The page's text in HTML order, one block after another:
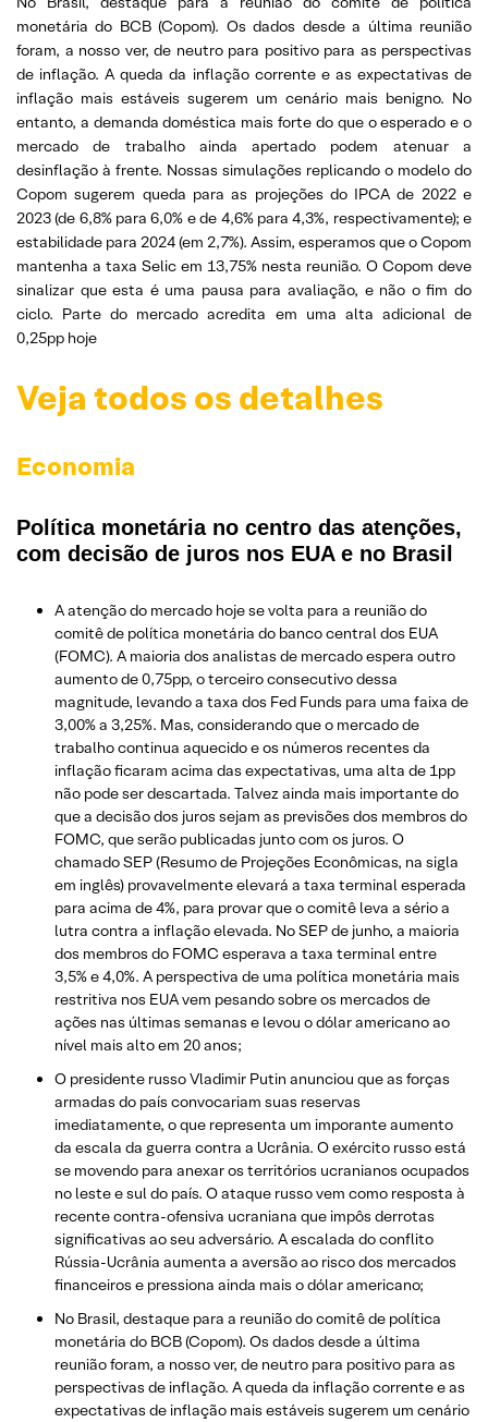
monetária do BCB (Copom). Os dados desde a última reunião
foram, a nosso ver, de neutro para positivo para as perspectivas
de inflação. A queda da inflação corrente e as expectativas de
inflação mais estáveis sugerem um cenário mais benigno. No
entanto, a demanda doméstica mais forte do que o esperado e o
mercado de trabalho ainda apertado podem atenuar a
desinflação à frente. Nossas simulações replicando o modelo do
Copom sugerem queda para as projeções do IPCA de 2022 e
2023 (de 6,8% para 6,0% e de 4,6% para 4,3%, respectivamente); e
estabilidade para 2024 (em 2,7%). Assim, esperamos que o Copom
mantenha a taxa Selic em 13,75% nesta reunião. O Copom deve
sinalizar que esta é uma pausa para avaliação, e não o fim do
ciclo. Parte do mercado acredita em uma alta adicional de
0,25pp hoje
Veja todos os detalhes
Economia
Política monetária no centro das atenções,
com decisão de juros nos EUA e no Brasil
A atenção do mercado hoje se volta para a reunião do
comitê de política monetária do banco central dos EUA
(FOMC). A maioria dos analistas de mercado espera outro
aumento de 0,75pp, o terceiro consecutivo dessa
magnitude, levando a taxa dos Fed Funds para uma faixa de
3,00% a 3,25%. Mas, considerando que o mercado de
trabalho continua aquecido e os números recentes da
inflação ficaram acima das expectativas, uma alta de 1pp
não pode ser descartada. Talvez ainda mais importante do
que a decisão dos juros sejam as previsões dos membros do
FOMC, que serão publicadas junto com os juros. O
chamado SEP (Resumo de Projeções Econômicas, na sigla
em inglês) provavelmente elevará a taxa terminal esperada
para acima de 4%, para provar que o comitê leva a sério a
lutra contra a inflação elevada. No SEP de junho, a maioria
dos membros do FOMC esperava a taxa terminal entre
3,5% e 4,0%. A perspectiva de uma política monetária mais
restritiva nos EUA vem pesando sobre os mercados de
ações nas últimas semanas e levou o dólar americano ao
nível mais alto em 20 anos;
O presidente russo Vladimir Putin anunciou que as forças
armadas do país convocariam suas reservas
imediatamente, o que representa um imporante aumento
da escala da guerra contra a Ucrânia. O exército russo está
se movendo para anexar os territórios ucranianos ocupados
no leste e sul do país. O ataque russo vem como resposta à
recente contra-ofensiva ucraniana que impôs derrotas
significativas ao seu adversário. A escalada do conflito
Rússia-Ucrânia aumenta a aversão ao risco dos mercados
financeiros e pressiona ainda mais o dólar americano;
No Brasil, destaque para a reunião do comitê de política
monetária do BCB (Copom). Os dados desde a última
reunião foram, a nosso ver, de neutro para positivo para as
perspectivas de inflação. A queda da inflação corrente e as
expectativas de inflação mais estáveis ​​sugerem um cenário